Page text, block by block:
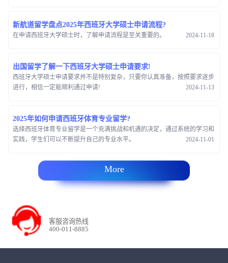
新航道留学盘点2025年西班牙大学硕士申请流程?
在申请西班牙大学硕士时，了解申请流程是至关重要的。 2024-11-18
出国留学了解一下西班牙大学硕士申请要求!
西班牙大学硕士申请要求并不是特别复杂，只要你认真准备，按照要求逐步
进行，相信一定能顺利通过申请!
2024-11-13
2025年如何申请西班牙体育专业留学?
选择西班牙体育专业留学是一个充满挑战和机遇的决定，通过系统的学习和
实践，学生们可以不断提升自己的专业水平。
2024-11-01
More
客服咨询热线
400-011-8885